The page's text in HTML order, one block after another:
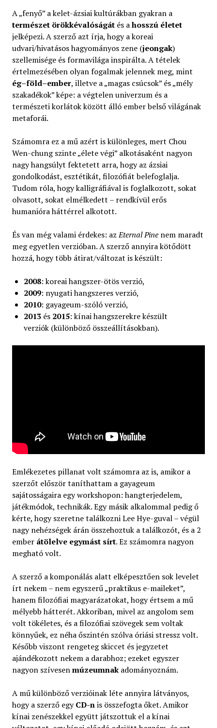
A „fenyő” a kelet-ázsiai kultúrákban gyakran a
természet örökkévalóságátés ahosszú életet
jelképezi. A szerző azt írja, hogy a koreai
udvari/hivatásos hagyományos zene (jeongak)
szellemisége és formavilága inspirálta. A tételek
értelmezésében olyan fogalmak jelennek meg, mint
ég–föld–ember, illetve a „magas csúcsok” és „mély
szakadékok” képe: a végtelen univerzum és a
természeti korlátok között álló ember belső világának
metaforái.
Számomra ez a mű azért is különleges, mert Chou
Wen-chung szinte „élete végi” alkotásaként nagyon
nagy hangsúlyt fektetett arra, hogy az ázsiai
gondolkodást, esztétikát, filozófiát belefoglalja.
Tudom róla, hogy kalligráfiával is foglalkozott, sokat
olvasott, sokat elmélkedett – rendkívül erős
humanióra háttérrel alkotott.
És van még valami érdekes: azEternal Pinenem maradt
meg egyetlen verzióban. A szerző annyira kötődött
hozzá, hogy több átirat/változat is készült:
2008: koreai hangszer-ötös verzió,
2009: nyugati hangszeres verzió,
2010: gayageum-szóló verzió,
2013és 2015: kínai hangszerekre készült
verziók (különböző összeállításokban).
Emlékezetes pillanat volt számomra az is, amikor a
szerzőt először taníthattam a gayageum
sajátosságaira egy workshopon: hangterjedelem,
játékmódok, technikák. Egy másik alkalommal pedig ő
kérte, hogy szeretne találkozni Lee Hye-guval – végül
nagy nehézségek árán összehoztuk a találkozót, és a 2
ember átölelve egymást sírt. Ez számomra nagyon
megható volt.
A szerző a komponálás alatt elképesztően sok levelet
írt nekem – nem egyszerű „praktikus e-maileket”,
hanem filozófiai magyarázatokat, hogy értsem a mű
mélyebb hátterét. Akkoriban, mivel az angolom sem
volt tökéletes, és a filozófiai szövegek sem voltak
könnyűek, ez néha őszintén szólva óriási stressz volt.
Később viszont rengeteg skiccet és jegyzetet
ajándékozott nekem a darabhoz; ezeket egyszer
nagyon szívesenmúzeumnakadományoznám.
A mű különböző verzióinak léte annyira látványos,
hogy a szerző egyCD-nis összefogta őket. Amikor
kínai zenészekkel együtt játszottuk el a kínai